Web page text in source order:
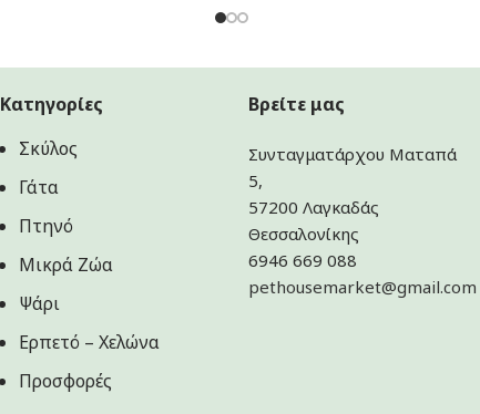
Κατηγορίες
Σκύλος
Γάτα
Πτηνό
Μικρά Ζώα
Ψάρι
Ερπετό – Χελώνα
Προσφορές
Βρείτε μας
Συνταγματάρχου Ματαπά
5,
57200 Λαγκαδάς
Θεσσαλονίκης
6946 669 088
pethousemarket@gmail.com